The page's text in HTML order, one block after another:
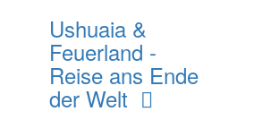
Ushuaia &
Feuerland -
Reise ans Ende
der Welt